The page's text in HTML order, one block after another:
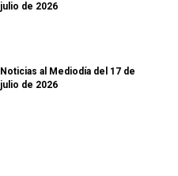
julio de 2026
Noticias al Mediodía del 17 de
julio de 2026